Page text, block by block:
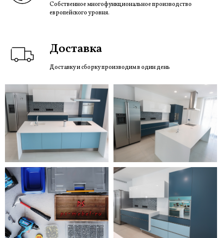
Собственное многофункциональное производство
европейского уровня.
Доставка
Доставку и сборку производим в один день